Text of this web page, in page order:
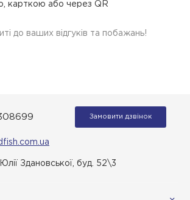
карткою або через QR
до ваших відгуків та побажань!
Замовити дзвінок
Здановської, буд. 52\3